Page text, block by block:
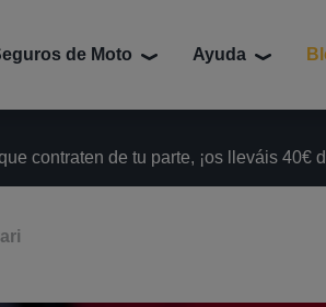
contraten de tu parte, ¡os lleváis 40€
de Moto Ayuda